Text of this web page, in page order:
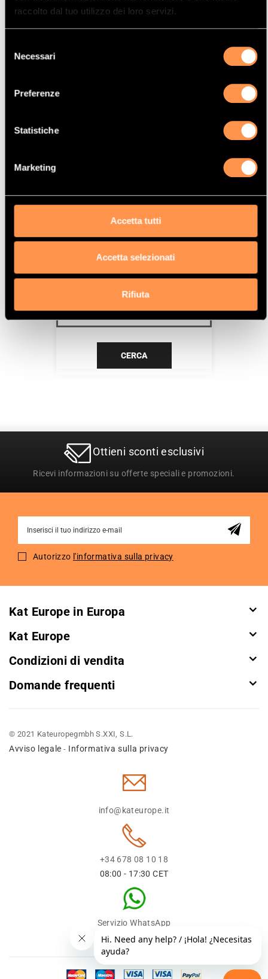
raccolto dal tuo utilizzo dei loro servizi.
delNecessari
Preferenze
Statistiche
Marketing
Accetta tutti
Accetta selezionati
Rifiuta
Catalizzatore
Manufacturer
Versione
Motor code
Data
CERCA IL TUO PRODOTTO PER
CERCA
Ottieni sconti esclusivi
Ricevi informazioni su offerte speciali e promozioni.
for
Autorizzo l'informativa sulla privacy
Kat Europe in Europa
Kat Europe
Condizioni di vendita
Domande frequenti
© 2021 Kateuropegmbh S.XXI, S.L.
Avviso legale - Informativa sulla privacy
info@kateurope.it
+34 678 08 10 18
08:00 - 17:30 CET
Servizio WhatsApp
+34 678 08 1018